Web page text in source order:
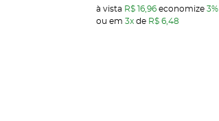
à vista R$ 16,96 economize 3%
ou em 3x de R$ 6,48